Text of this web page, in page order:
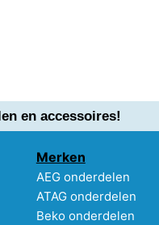
en accessoires!
Merken
AEG onderdelen
ATAG onderdelen
Beko onderdelen